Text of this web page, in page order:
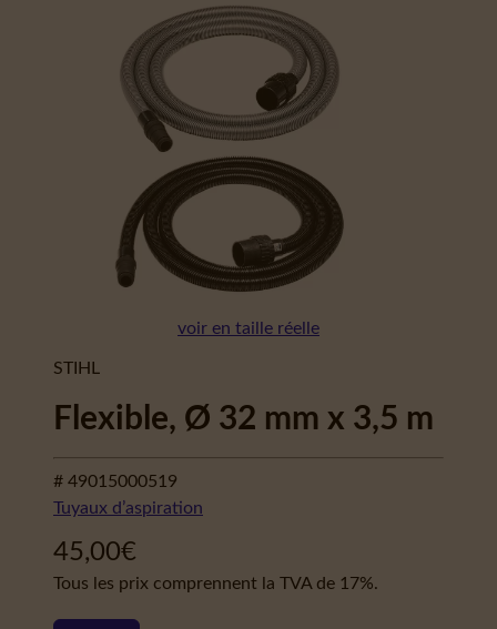
voir en taille réelle
STIHL
Flexible, Ø 32 mm x 3,5 m
# 49015000519
Tuyaux d’aspiration
45,00€
Tous les prix comprennent la TVA de 17%.